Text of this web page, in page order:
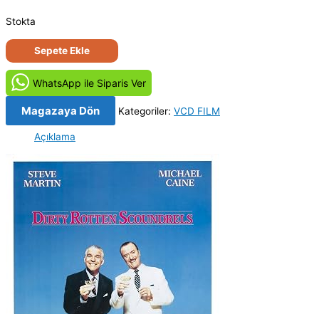
Stokta
Kirli,
Çürük
ve
Adi-
Dirty
Rotten
Scoundrels
Orijinal
VCD
Sepete Ekle
WhatsApp ile Siparis Ver
Magazaya Dön Kategoriler: VCD FILM
Açıklama